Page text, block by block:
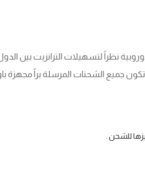
نظراً لتسهيلات الترانزيت بين
جميع الشحنات المرسلة براً مجهزة
للشحن .